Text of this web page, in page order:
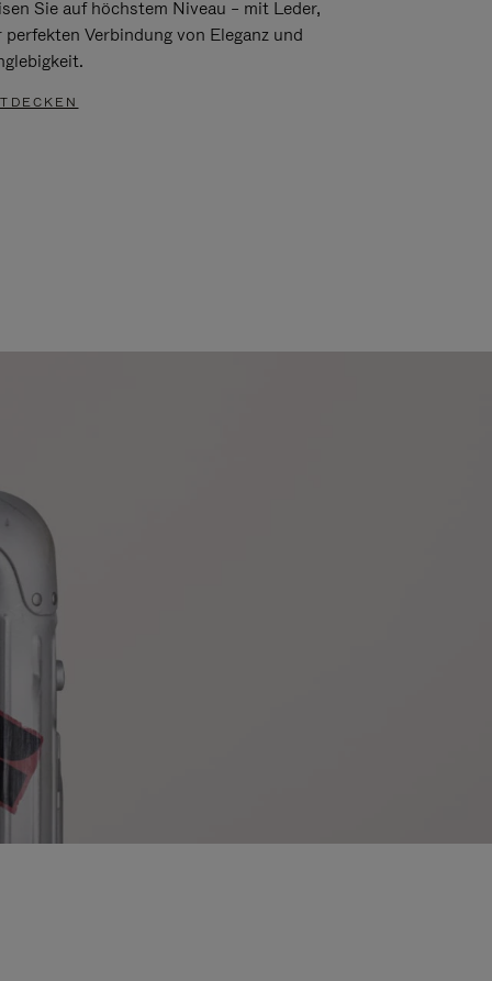
Sie auf höchstem Niveau – mit Leder,
perfekten Verbindung von Eleganz und